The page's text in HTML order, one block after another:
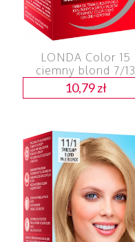
LONDA Color 15
ciemny blond 7/13
10,79zł